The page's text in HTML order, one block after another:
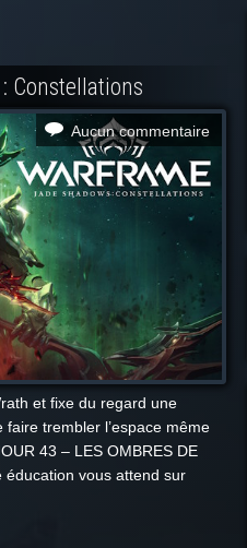
Constellations
Aucun commentaire
et fixe du regard une
faire trembler l’espace même
43 – LES OMBRES DE
éducation vous attend sur